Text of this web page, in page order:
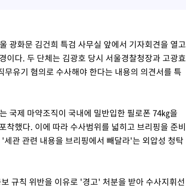
광화문 김건희 특검 사무실 앞에서 기자회견을 열고
이다. 두 단체는 김광호 당시 서울경찰청장과 고광효
유기 혐의로 수사해야 한다는 내용의 의견서를 특
국제 마약조직이 국내에 밀반입한 필로폰 74㎏을
착했다. 이에 따라 수사범위를 넓히고 브리핑을 준비
관 관련 내용을 브리핑에서 빼달라'는 외압성 청탁
규칙 위반을 이유로 '경고' 처분을 받아 수사지휘선